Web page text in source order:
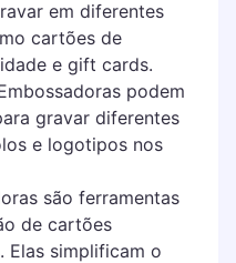
em diferentes
cartões de
e gift cards.
podem
gravar diferentes
e logotipos nos
são ferramentas
de cartões
Elas simplificam o